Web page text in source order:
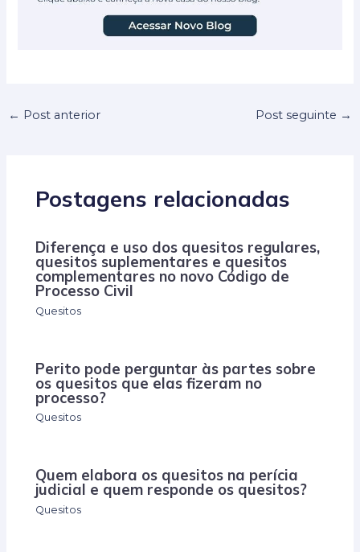
← Post anterior Post seguinte →
Postagens relacionadas
Diferença e uso dos quesitos regulares,
quesitos suplementares e quesitos
complementares no novo Código de
Processo Civil
Quesitos
Perito pode perguntar às partes sobre
os quesitos que elas fizeram no
processo?
Quesitos
Quem elabora os quesitos na perícia
judicial e quem responde os quesitos?
Quesitos